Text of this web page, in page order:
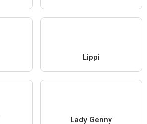
Lippi
Lady Genny